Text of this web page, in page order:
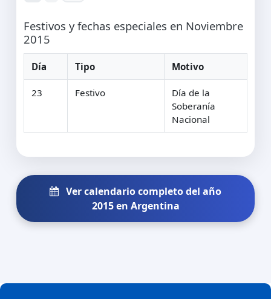
Festivos y fechas especiales en Noviembre
2015
Día Tipo Motivo
23 Festivo
Día de la
Soberanía
Nacional
Ver calendario completo del año
2015 en Argentina